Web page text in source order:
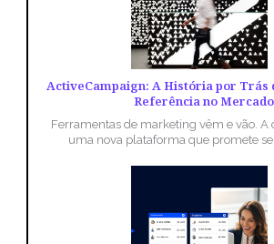
ActiveCampaign: A História por Trás
Referência no Mercado
Ferramentas de marketing vêm e vão. A
uma nova plataforma que promete ser